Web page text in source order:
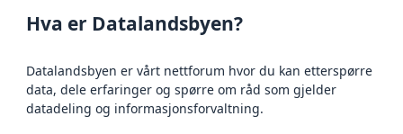
Hva er Datalandsbyen?
Datalandsbyen er vårt nettforum hvor du kan etterspørre
data, dele erfaringer og spørre om råd som gjelder
datadeling og informasjonsforvaltning.